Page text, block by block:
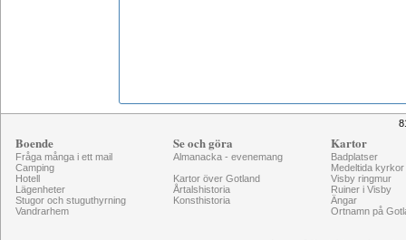
Boende
Fråga många i ett mail
Camping
Hotell
Lägenheter
Stugor och stuguthyrning
Vandrarhem
Se och göra
Almanacka - evenemang
Kartor över Gotland
Årtalshistoria
Konsthistoria
Kartor
Badplatser
Medeltida kyrkor
Visby ringmur
Ruiner i Visby
Ängar
Ortnamn på